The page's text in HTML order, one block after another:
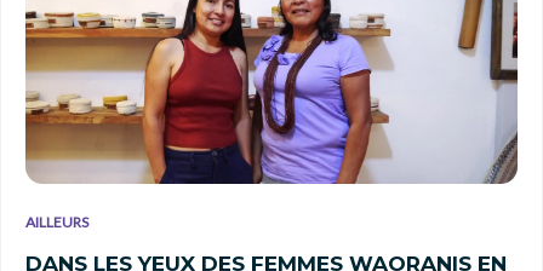
AILLEURS
DANS LES YEUX DES FEMMES WAORANIS EN